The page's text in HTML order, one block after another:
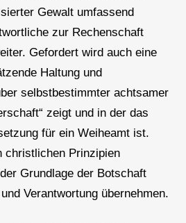
Gewalt umfassend
zur Rechenschaft
Gefordert wird auch eine
Haltung und
selbstbestimmter achtsamer
zeigt und in der das
für ein Weiheamt ist.
christlichen Prinzipien
Grundlage der Botschaft
Verantwortung übernehmen.